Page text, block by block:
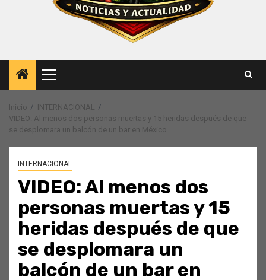
Menú
principal
Inicio
INTERNACIONAL
VIDEO: Al menos dos personas muertas y 15 heridas después de que
se desplomara un balcón de un bar en México
INTERNACIONAL
VIDEO: Al menos dos
personas muertas y 15
heridas después de que
se desplomara un
balcón de un bar en